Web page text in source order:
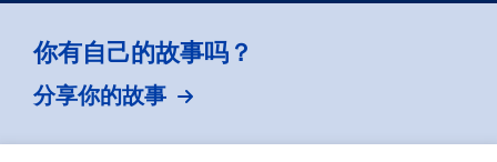
你有自己的故事吗？
分享你的故事